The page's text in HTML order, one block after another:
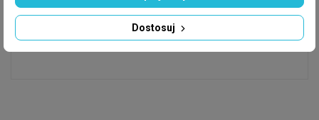
solidnych i trwałych połączeń w systemach
Dostosuj